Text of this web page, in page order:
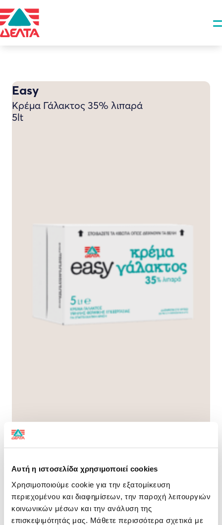
Αυτή η ιστοσελίδα χρησιμοποιεί cookies
Χρησιμοποιούμε cookie για την εξατομίκευση
περιεχομένου και διαφημίσεων, την παροχή λειτουργιών
κοινωνικών μέσων και την ανάλυση της
επισκεψιμότητάς μας. Μάθετε περισσότερα σχετικά με
Easy
Κρέμα Γάλακτος 35% λιπαρά
5lt
Παράγεται
στην Ελλάδα από φρέσκο γάλα
Με μοναδικά,
απαλή γεύση & πυκνή υφή
Εγγύηση για γλυκές & αλμυρές δημιουργίες!